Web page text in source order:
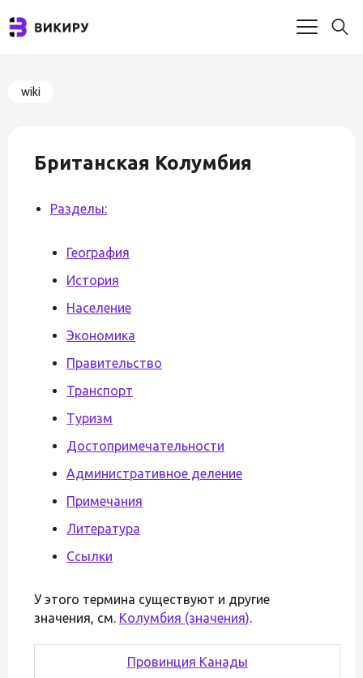
wiki
Британская Колумбия
Разделы:
География
История
Население
Экономика
Правительство
Транспорт
Туризм
Достопримечательности
Административное деление
Примечания
Литература
Ссылки
У этого термина существуют и другие
значения, см. Колумбия (значения).
Провинция Канады